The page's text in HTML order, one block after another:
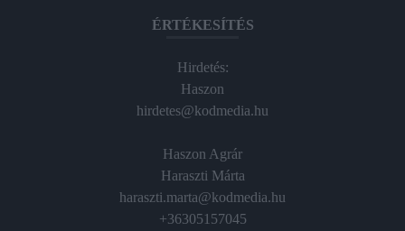
ÉRTÉKESÍTÉS
Hirdetés:
Haszon
hirdetes@kodmedia.hu
Haszon Agrár
Haraszti Márta
haraszti.marta@kodmedia.hu
+36305157045